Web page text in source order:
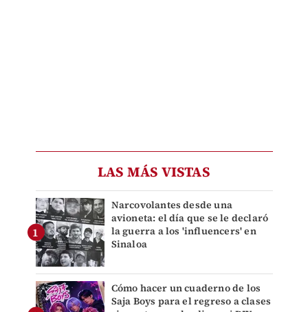
LAS MÁS VISTAS
Narcovolantes desde una
avioneta: el día que se le declaró
la guerra a los 'influencers' en
Sinaloa
Cómo hacer un cuaderno de los
Saja Boys para el regreso a clases